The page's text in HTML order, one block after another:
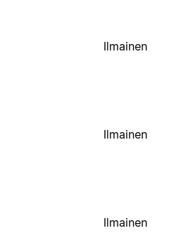
Ilmainen
Ilmainen
Ilmainen